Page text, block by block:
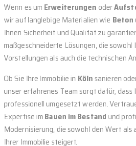
Wenn es um Erweiterungen oder
wir auf langlebige Materialien wie Beton
Ihnen Sicherheit und Qualität zu
maßgeschneiderte Lösungen, die
Vorstellungen als auch die technischen
Ob Sie Ihre Immobilie in Köln sanieren
unser erfahrenes Team sorgt dafür,
professionell umgesetzt werden.
Expertise im Bauen im Bestandund
Modernisierung, die sowohl den Wert
Ihrer Immobilie steigert.